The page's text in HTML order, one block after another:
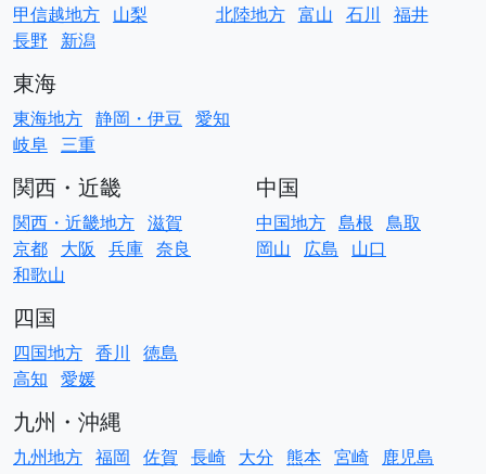
甲信越地方 山梨
長野
新潟
北陸地方 富山 石川 福井
東海
東海地方 静岡・伊豆 愛知
岐阜 三重
関西・近畿
関西・近畿地方 滋賀
京都 大阪 兵庫 奈良
和歌山
中国
中国地方 島根 鳥取
岡山
広島 山口
四国
四国地方 香川
徳島
高知 愛媛
九州・沖縄
九州地方 福岡 佐賀 長崎 大分 熊本 宮崎
鹿児島